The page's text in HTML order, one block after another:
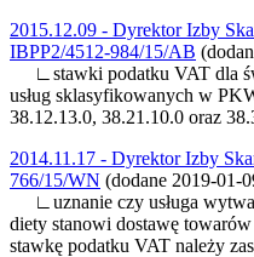
2015.12.09 - Dyrektor Izby
IBPP2/4512-984/15/AB
∟stawki podatku VAT dla
usług sklasyfikowanych w
38.12.13.0, 38.21.10.0 oraz
2014.11.17 - Dyrektor Izby
766/15/WN (dodane 2019-01-
∟uznanie czy usługa
diety stanowi dostawę
stawkę podatku VAT należy